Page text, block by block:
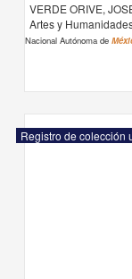
VERDE ORIVE,
Artes y
Nacional Autónoma de